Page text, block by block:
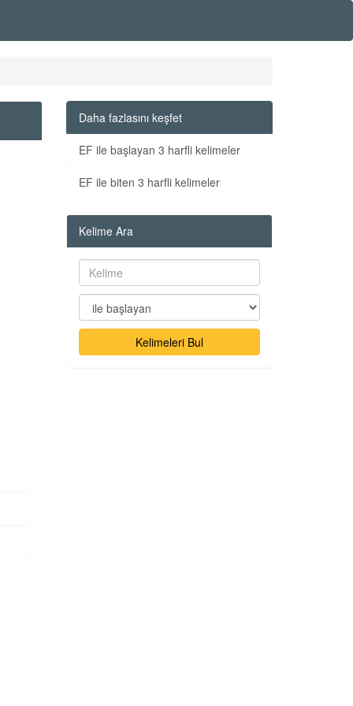
Daha fazlasını keşfet
EF ile başlayan 3 harfli kelimeler
EF ile biten 3 harfli kelimeler
Kelime Ara
Kelimeleri Bul